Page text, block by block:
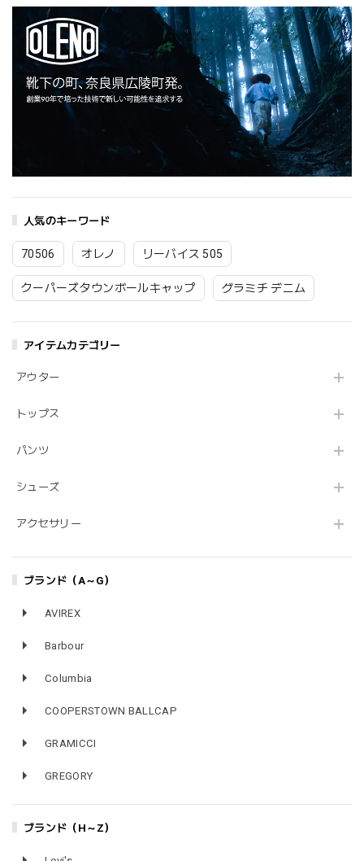
人気のキーワード
70506 オレノ リーバイス 505
クーパーズタウンボールキャップ グラミチ デニム
アイテムカテゴリー
アウター
トップス
パンツ
シューズ
アクセサリー
ブランド（A～G）
AVIREX
Barbour
Columbia
COOPERSTOWN BALLCAP
GRAMICCI
GREGORY
ブランド（H～Z）